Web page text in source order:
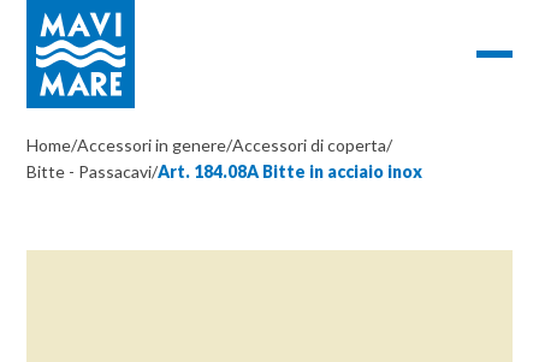
Home/Accessori in genere/Accessori di coperta/
Bitte - Passacavi/Art. 184.08A Bitte in acciaio inox